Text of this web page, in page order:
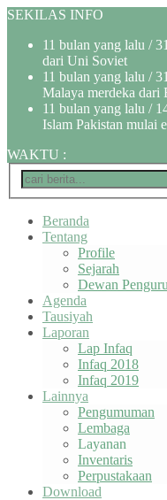
SEKILAS INFO
11 bulan yang lalu /
dari Uni Soviet
11 bulan yang lalu /
Malaya merdeka dari
11 bulan yang lalu /
Islam Pakistan mulai
WAKTU :
Beranda
Tentang
Profile
Sejarah
Dewan
Agenda
Tausiyah
Laporan
Lap Infaq
Infaq 2018
Infaq 2019
Lainnya
Pengumuman
Lembaga
Layanan
Inventaris
Perpustakaan
Download